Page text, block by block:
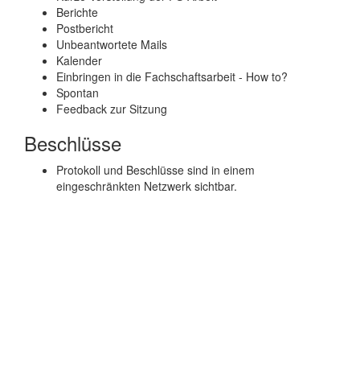
Berichte
Postbericht
Unbeantwortete Mails
Kalender
Einbringen in die Fachschaftsarbeit - How to?
Spontan
Feedback zur Sitzung
Beschlüsse
Protokoll und Beschlüsse sind in einem
eingeschränkten Netzwerk sichtbar.